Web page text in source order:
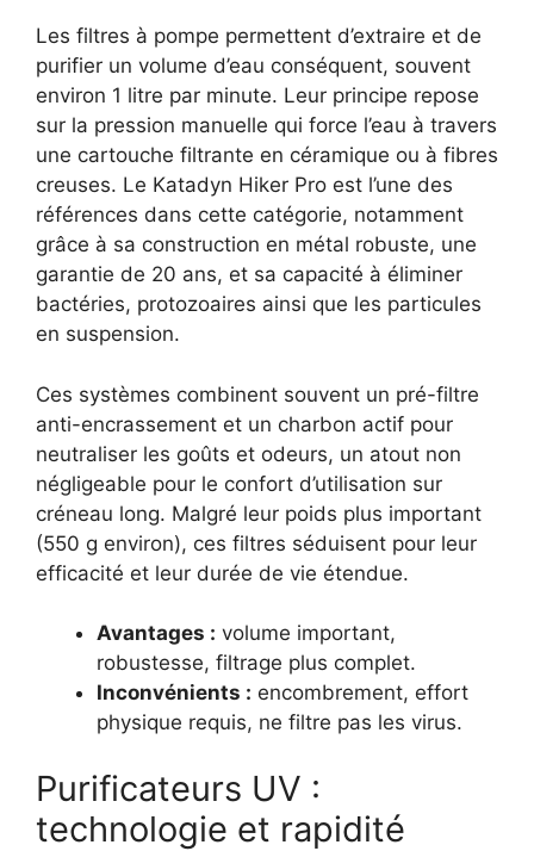
Les filtres à pompe permettent d’extraire et de
purifier un volume d’eau conséquent, souvent
environ 1 litre par minute. Leur principe repose
sur la pression manuelle qui force l’eau à travers
une cartouche filtrante en céramique ou à fibres
creuses. Le Katadyn Hiker Pro est l’une des
références dans cette catégorie, notamment
grâce à sa construction en métal robuste, une
garantie de 20 ans, et sa capacité à éliminer
bactéries, protozoaires ainsi que les particules
en suspension.
Ces systèmes combinent souvent un pré-filtre
anti-encrassement et un charbon actif pour
neutraliser les goûts et odeurs, un atout non
négligeable pour le confort d’utilisation sur
créneau long. Malgré leur poids plus important
(550 g environ), ces filtres séduisent pour leur
efficacité et leur durée de vie étendue.
Avantages : volume important,
robustesse, filtrage plus complet.
Inconvénients : encombrement, effort
physique requis, ne filtre pas les virus.
Purificateurs UV :
technologie et rapidité